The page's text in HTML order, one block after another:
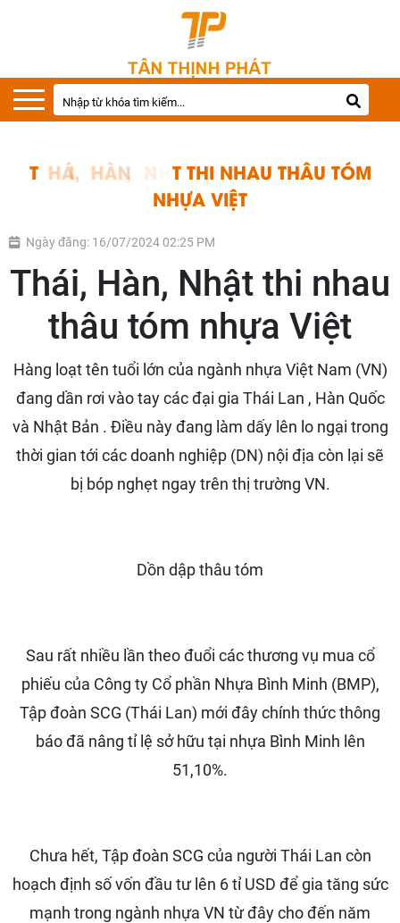
THÁI, HÀN, NH ẬT THI NH
AU THÂU TÓM
NHỰA VIỆT
Ngày đăng: 16/07/2024 02:25 PM
Thái, Hàn, Nhật thi nhau
thâu tóm nhựa Việt
Hàng loạt tên tuổi lớn của ngành nhựa Việt Nam (VN)
đang dần rơi vào tay các đại gia Thái Lan , Hàn Quốc
và Nhật Bản . Điều này đang làm dấy lên lo ngại trong
thời gian tới các doanh nghiệp (DN) nội địa còn lại sẽ
bị bóp nghẹt ngay trên thị trường VN.
Dồn dập thâu tóm
Sau rất nhiều lần theo đuổi các thương vụ mua cổ
phiếu của Công ty Cổ phần Nhựa Bình Minh (BMP),
Tập đoàn SCG (Thái Lan) mới đây chính thức thông
báo đã nâng tỉ lệ sở hữu tại nhựa Bình Minh lên
51,10%.
Chưa hết, Tập đoàn SCG của người Thái Lan còn
hoạch định số vốn đầu tư lên 6 tỉ USD để gia tăng sức
mạnh trong ngành nhựa VN từ đây cho đến năm